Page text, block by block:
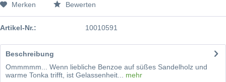
Merken Bewerten
Artikel-Nr.: 10010591
Beschreibung
Ommmmm... Wenn liebliche Benzoe auf süßes Sandelholz und
warme Tonka trifft, ist Gelassenheit... mehr